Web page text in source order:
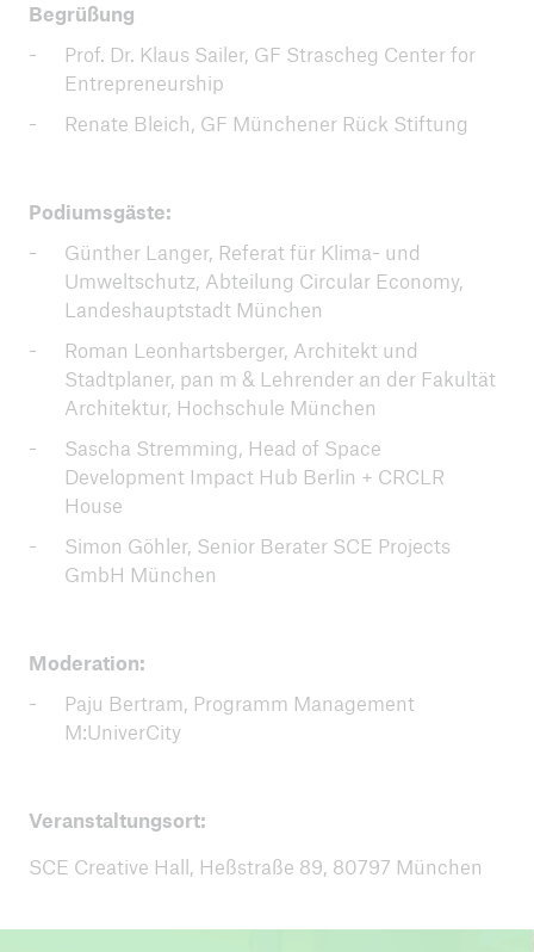
Begrüßung
Prof. Dr. Klaus Sailer, GF Strascheg Center for
Entrepreneurship
Renate Bleich, GF Münchener Rück Stiftung
Podiumsgäste:
Günther Langer, Referat für Klima- und
Umweltschutz, Abteilung Circular Economy,
Landeshauptstadt München
Roman Leonhartsberger, Architekt und
Stadtplaner, pan m & Lehrender an der Fakultät
Architektur, Hochschule München
Sascha Stremming, Head of Space
Development Impact Hub Berlin + CRCLR
House
Simon Göhler, Senior Berater SCE Projects
GmbH München
Moderation:
Paju Bertram, Programm Management
M:UniverCity
Veranstaltungsort:
SCE Creative Hall, Heßstraße 89, 80797 München